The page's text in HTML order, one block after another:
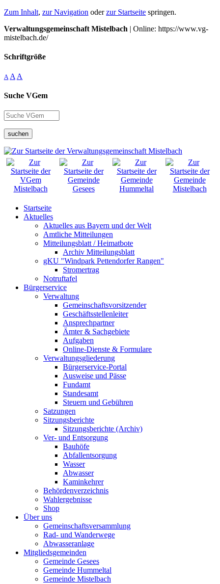
Zum Inhalt, zur Navigation oderzur Startseite springen.
Verwaltungsgemeinschaft Mistelbach | Online: https://www.vg-
mistelbach.de/
Schriftgröße
A A A
Suche VGem
suchen
Startseite
Aktuelles
Aktuelles aus Bayern und der Welt
Amtliche Mitteilungen
Mitteilungsblatt / Heimatbote
Archiv Mitteilungsblatt
gKU "Windpark Pettendorfer Rangen"
Stromertrag
Notruftafel
Bürgerservice
Verwaltung
Gemeinschaftsvorsitzender
Geschäftsstellenleiter
Ansprechpartner
Ämter & Sachgebiete
Aufgaben
Online-Dienste & Formulare
Verwaltungsgliederung
Bürgerservice-Portal
Ausweise und Pässe
Fundamt
Standesamt
Steuern und Gebühren
Satzungen
Sitzungsberichte
Sitzungsberichte (Archiv)
Ver- und Entsorgung
Bauhöfe
Abfallentsorgung
Wasser
Abwasser
Kaminkehrer
Behördenverzeichnis
Wahlergebnisse
Shop
Über uns
Gemeinschaftsversammlung
Rad- und Wanderwege
Abwasseranlage
Mitgliedsgemeinden
Gemeinde Gesees
Gemeinde Hummeltal
Gemeinde Mistelbach